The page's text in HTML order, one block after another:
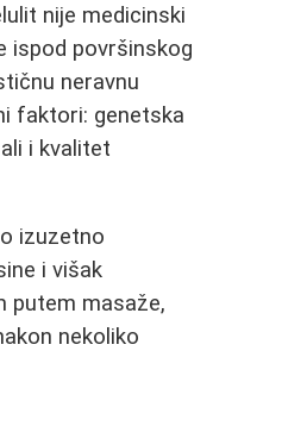
nije medicinski
ispod površinskog
neravnu
faktori: genetska
i kvalitet
izuzetno
i višak
putem masaže,
nekoliko